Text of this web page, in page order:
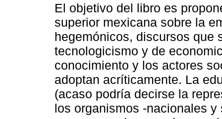
El objetivo del libro es
superior mexicana sobre la
hegemónicos, discursos que
tecnologicismo y de
conocimiento y los actores
adoptan acríticamente. La
(acaso podría decirse la
los organismos -nacionales